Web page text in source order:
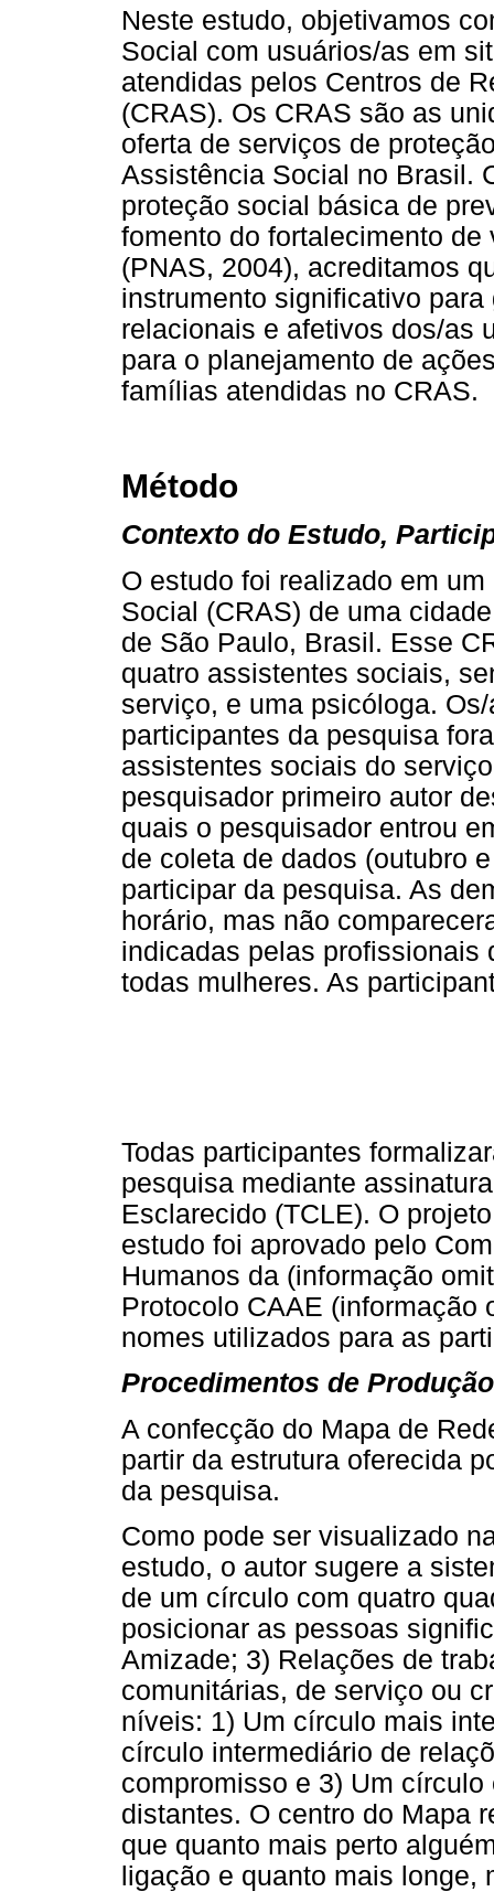
Neste estudo, objetivamos
Social com usuários/as em
atendidas pelos Centros de
(CRAS). Os CRAS são as
oferta de serviços de
Assistência Social no Brasil.
proteção social básica de
fomento do fortalecimento
(PNAS, 2004), acreditamos
instrumento significativo
relacionais e afetivos dos/as
para o planejamento de
famílias atendidas no CRAS.
Método
Contexto do Estudo,
O estudo foi realizado em
Social (CRAS) de uma
de São Paulo, Brasil. Esse
quatro assistentes sociais,
serviço, e uma psicóloga.
participantes da pesquisa
assistentes sociais do
pesquisador primeiro autor
quais o pesquisador entrou
de coleta de dados (outubro
participar da pesquisa. As
horário, mas não
indicadas pelas profissionais
todas mulheres. As
Todas participantes
pesquisa mediante
Esclarecido (TCLE). O
estudo foi aprovado pelo
Humanos da (informação
Protocolo CAAE (informação
nomes utilizados para as
Procedimentos de
A confecção do Mapa de
partir da estrutura oferecida
da pesquisa.
Como pode ser visualizado
estudo, o autor sugere a
de um círculo com quatro
posicionar as pessoas
Amizade; 3) Relações de
comunitárias, de serviço ou
níveis: 1) Um círculo mais
círculo intermediário de
compromisso e 3) Um
distantes. O centro do Mapa
que quanto mais perto
ligação e quanto mais longe,